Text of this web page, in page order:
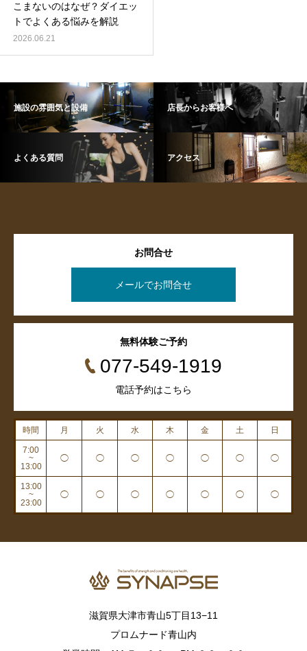
こまないのはなぜ？ダイエッ
トでよくある悩みを解説
2026.06.21
施設の雰囲気と設備 店長からお客様へ
よくある質問 アクセス
お問合せ
メールでお問合せ
無料体験ご予約
077-549-1919
電話予約はこちら
時間 月 火 水 木 金 土 日
7:00
~
13:00
◯ ◯ ◯ ◯ ◯ ◯ ◯
13:00
~
23:00
◯ ◯ ◯ ◯ ◯ ◯ ◯
滋賀県大津市青山5丁目13−11
プロムナード青山内